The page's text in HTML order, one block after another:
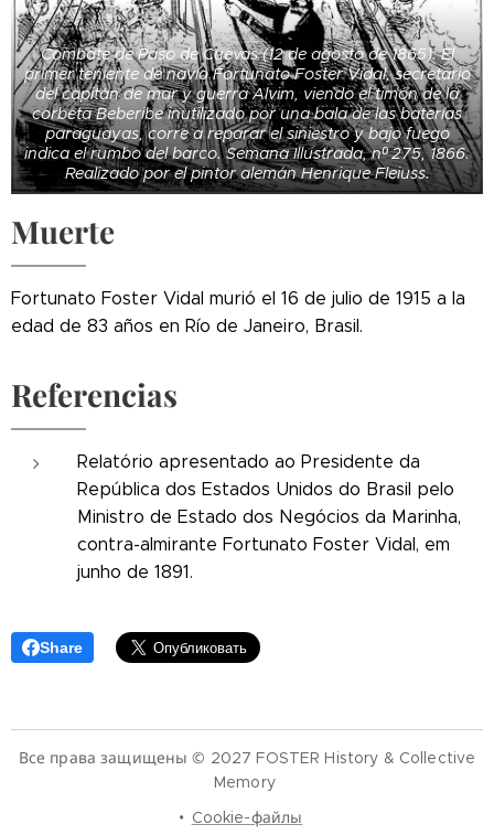
Combate de Paso de Cuevas (12 de agosto de 1865): El
primer teniente de navío Fortunato Foster Vidal, secretario
del capitán de mar y guerra Alvim, viendo el timón de la
corbeta Beberibe inutilizado por una bala de las baterías
paraguayas, corre a reparar el siniestro y bajo fuego
indica el rumbo del barco. Semana Illustrada, nº 275, 1866.
Realizado por el pintor alemán Henrique Fleiuss.
Muerte
Fortunato Foster Vidal murió el 16 de julio de 1915 a la
edad de 83 años en Río de Janeiro, Brasil.
Referencias
Relatório apresentado ao Presidente da
República dos Estados Unidos do Brasil pelo
Ministro de Estado dos Negócios da Marinha,
contra-almirante Fortunato Foster Vidal, em
junho de 1891.
Share
Все права защищены © 2027 FOSTER History & Collective
Memory
Cookie-файлы